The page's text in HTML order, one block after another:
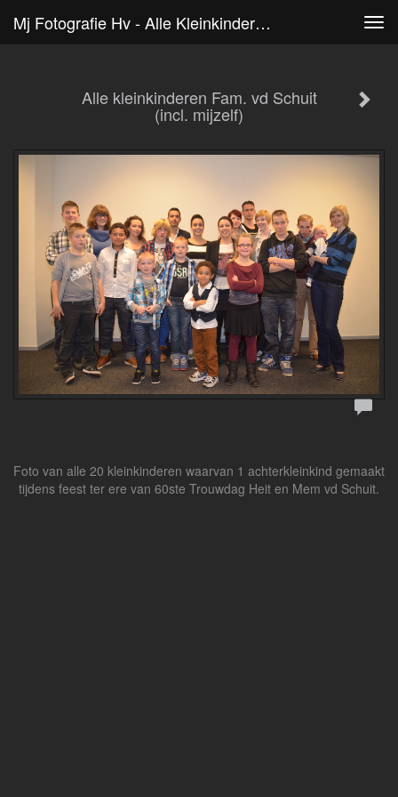
Mj Fotografie Hv - Alle Kleinkinderen Fam. Vd Schuit (incl. Mijzelf)
Alle kleinkinderen Fam. vd Schuit
(incl. mijzelf)
Foto van alle 20 kleinkinderen waarvan 1 achterkleinkind gemaakt
tijdens feest ter ere van 60ste Trouwdag Heit en Mem vd Schuit.